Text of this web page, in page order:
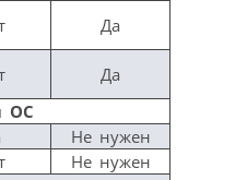
Да
Да
ОС
Не нужен
Не нужен